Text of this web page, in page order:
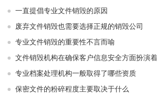
一直提倡专业文件销毁的原因
废弃文件销毁也需要选择正规的销毁公司
专业文件销毁的重要性不言而喻
文件销毁机构在确保客户信息安全方面扮演
专业档案处理机构一般取得了哪些资质
保密文件的粉碎程度主要取决于什么